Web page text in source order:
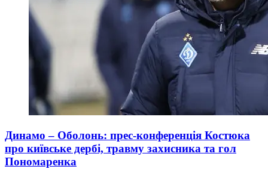
Динамо – Оболонь: прес-конференція Костюка
про київське дербі, травму захисника та гол
Пономаренка